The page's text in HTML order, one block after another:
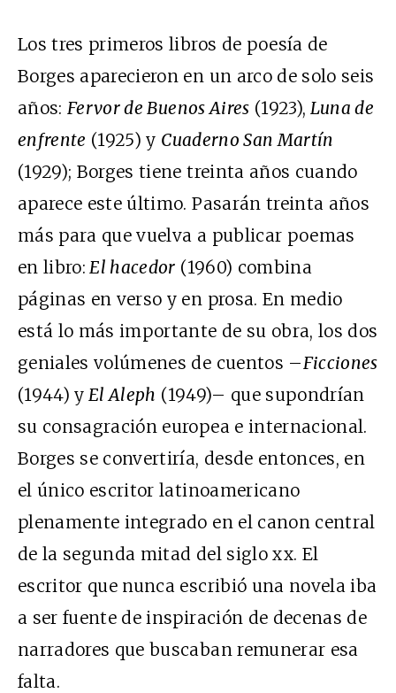
Los tres primeros libros de poesía de
Borges aparecieron en un arco de solo seis
años:Fervor de Buenos Aires (1923), Luna de
enfrente (1925) y Cuaderno San Martín
(1929); Borges tiene treinta años cuando
aparece este último. Pasarán treinta años
más para que vuelva a publicar poemas
en libro: El hacedor (1960) combina
páginas en verso y en prosa. En medio
está lo más importante de su obra, los dos
geniales volúmenes de cuentos –Ficciones
(1944) y El Aleph (1949)– que supondrían
su consagración europea e internacional.
Borges se convertiría, desde entonces, en
el único escritor latinoamericano
plenamente integrado en el canon central
de la segunda mitad del siglo xx. El
escritor que nunca escribió una novela iba
a ser fuente de inspiración de decenas de
narradores que buscaban remunerar esa
falta.